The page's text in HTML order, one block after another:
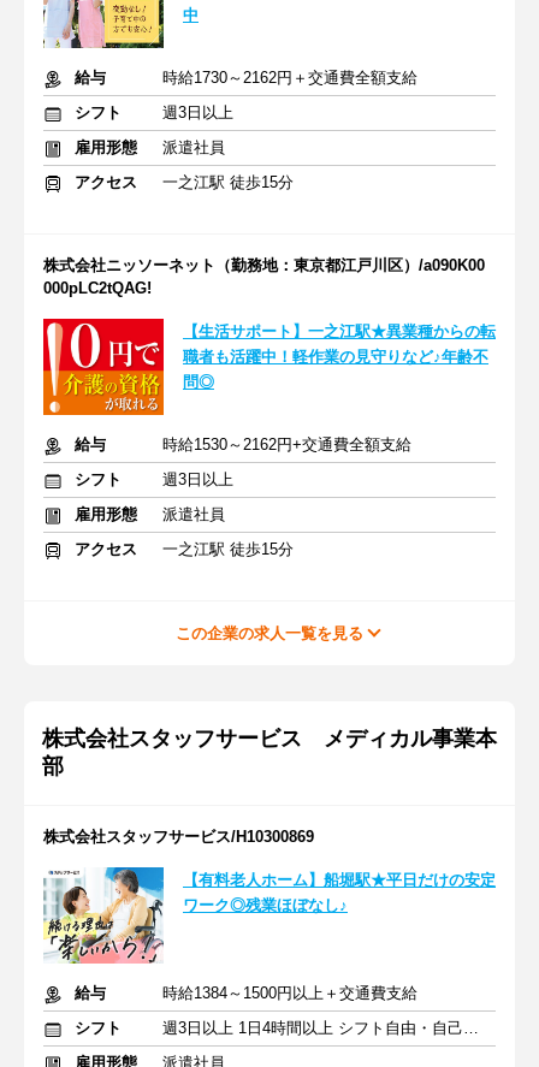
中
給与
時給1730～2162円＋交通費全額支給
シフト
週3日以上
雇用形態
派遣社員
アクセス
一之江駅 徒歩15分
株式会社ニッソーネット（勤務地：東京都江戸川区）/a090K00
000pLC2tQAG!
【生活サポート】一之江駅★異業種からの転
職者も活躍中！軽作業の見守りなど♪年齢不
問◎
給与
時給1530～2162円+交通費全額支給
シフト
週3日以上
雇用形態
派遣社員
アクセス
一之江駅 徒歩15分
この企業の求人一覧を見る
株式会社スタッフサービス メディカル事業本
部
株式会社スタッフサービス/H10300869
【有料老人ホーム】船堀駅★平日だけの安定
ワーク◎残業ほぼなし♪
給与
時給1384～1500円以上＋交通費支給
シフト
週3日以上 1日4時間以上 シフト自由・自己申告
雇用形態
派遣社員